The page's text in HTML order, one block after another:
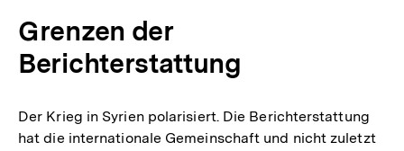
Grenzen der
Berichterstattung
Der Krieg in Syrien polarisiert. Die Berichterstattung
hat die internationale Gemeinschaft und nicht zuletzt